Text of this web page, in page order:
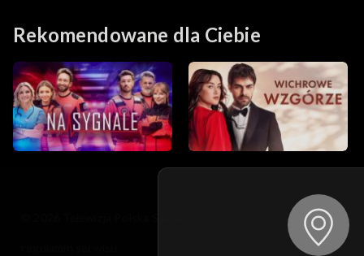
Rekomendowane dla Ciebie